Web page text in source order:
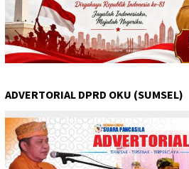
ADVERTORIAL DPRD OKU (SUMSEL)